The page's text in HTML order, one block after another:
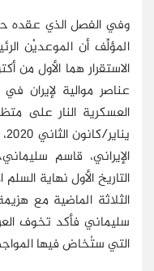
وفي الفصل الذي عقده
المؤلِّف أن الموعديْن
عناصر موالية لإيران
العسكرية النار على
الإيراني، قاسم
التاريخ الأول نهاية
الثلاثة الماضية مع
سليماني فأكد تخوف
التي ستُخاض فيها